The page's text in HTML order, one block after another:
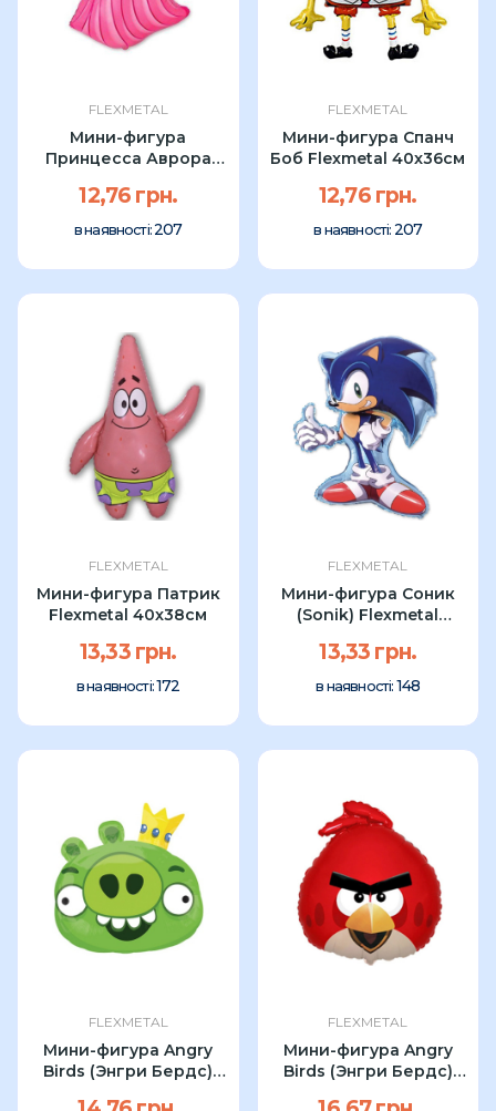
FLEXMETAL
Мини-фигура
Принцесса Аврора
12,76 грн.
в наявності:207
FLEXMETAL
Мини-фигура Спанч
Боб Flexmetal 40x36см
12,76 грн.
в наявності: 207
FLEXMETAL
Мини-фигура Патрик
Flexmetal 40x38см
13,33 грн.
в наявності:172
FLEXMETAL
Мини-фигура Соник
(Sonik) Flexmetal
13,33 грн.
в наявності: 148
FLEXMETAL
Мини-фигура Angry
Birds (Энгри Бердс)
FLEXMETAL
Мини-фигура Angry
Birds (Энгри Бердс)